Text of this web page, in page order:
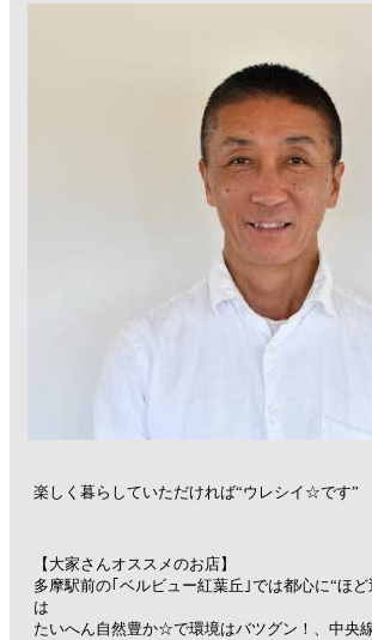
楽しく暮らしていただければ“ウレシイ☆です”
【大家さんオススメのお店】
多摩駅前の｢ベルビュー紅葉丘｣では都心に“ほ
は
たいへん自然豊か☆で環境はバツグン！、中央